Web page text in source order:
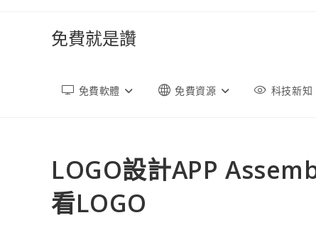
免費就是讚
免費軟體 免費資源 科技新知
LOGO設計APP
看LOGO